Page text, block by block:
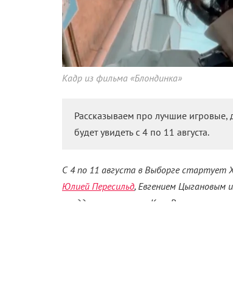
Кадр из фильма «Блондинка»
Рассказываем про лучшие
будет увидеть с 4 по 11 августа.
С 4 по 11 августа в Выборге стартует
Юлией Пересильд, Евгением Цыгановым
преддверии смотра «КиноРепортер»